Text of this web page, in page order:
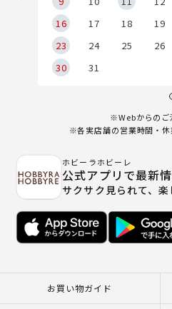
16
17 18 19
23
24 25 26
30
31
※Webからのご
※各実店舗の営業時間・休
ホビーラホビーレ
公式アプリで最新
サクサク見られて、
お買い物ガイド